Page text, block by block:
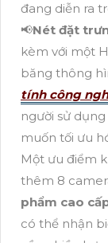
đang diễn ra
📢Nét đặt
kèm với một
băng thông
tính công
người sử
muốn tối ưu
Một ưu điểm
thêm 8
phẩm cao
có thể nhận